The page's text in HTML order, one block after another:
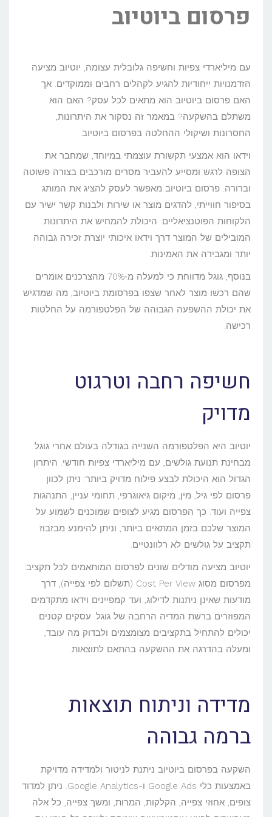
פרסום ביוטיוב
עם מיליארדי צפיות וחשיפה גלובלית עצומה, יוטיוב מציעה
הזדמנויות ייחודיות להגיע לקהלים רחבים וממוקדים. אך
האם פרסום ביוטיוב הוא מתאים לכל עסק? האם הוא
משתלם בהשקעה? במאמר זה נסקור את היתרונות,
החסרונות ושיקולי ההחלטה בפרסום ביוטיוב.
וידאו הוא אמצעי תקשורת עוצמתי במיוחד, שמחבר את
הצופה לרגש ומסייע להעביר מסרים מורכבים בצורה פשוטה
וברורה. פרסום ביוטיוב מאפשר לעסק להציג את המותג
בסיפור חווייתי, להדגים מוצר או שירות ולבנות קשר ישיר עם
הלקוחות הפוטנציאליים. היכולת להמחיש את היתרונות
המובילים של המוצר דרך וידאו איכותי יוצרת זכירה גבוהה
יותר ומגבירה את האמינות.
בנוסף, גוגל מדווחת כי למעלה מ‑70% מהצרכנים אומרים
שהם רכשו מוצר לאחר שצפו בפרסומת ביוטיוב, מה שמדגיש
את יכולת ההשפעה הגבוהה של הפלטפורמה על החלטות
רכישה.
חשיפה רחבה וטרגוט
מדויק
יוטיוב היא הפלטפורמה השנייה בגודלה בעולם אחרי גוגל
מבחינת תנועת גולשים, עם מיליארדי צפיות חודשי. היתרון
הגדול הוא היכולת לבצע פילוח מדויק ביותר: ניתן לכוון
פרסום לפי גיל, מין, מיקום גיאוגרפי, תחומי עניין, התנהגות
צפייה ועוד. כך הפרסום מגיע לצופים שמוכנים לשמוע על
המוצר שלכם בזמן המתאים ביותר, וניתן להימנע מבזבוז
תקציב על גולשים לא רלוונטיים.
יוטיוב מציעה מודלים שונים לפרסום המותאמים לכל תקציב:
מפרסום מסוג Cost Per View (תשלום לפי צפייה), דרך
מודעות שאינן ניתנות לדילוג, ועד קמפיינים וידאו מתקדמים
המפוזרים ברשת המדיה הרחבה של גוגל. עסקים קטנים
יכולים להתחיל בתקציבים מצומצמים ולבדוק מה עובד,
ומעלה בהדרגה את ההשקעה בהתאם לתוצאות.
מדידה וניתוח תוצאות
ברמה גבוהה
השקעה בפרסום ביוטיוב ניתנת לניטור ולמדידה מדויקת
באמצעות כלי Google Ads ו-Google Analytics. ניתן למדוד
צופים, אחוזי צפייה, הקלקות, המרות, ומשך צפייה, כל אלה